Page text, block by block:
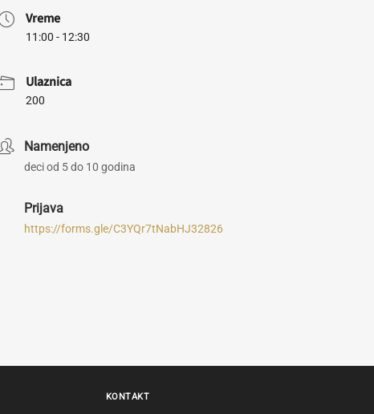
Vreme
11:00 - 12:30
Ulaznica
200
Namenjeno
deci od 5 do 10 godina
Prijava
https://forms.gle/C3YQr7tNabHJ32826
KONTAKT